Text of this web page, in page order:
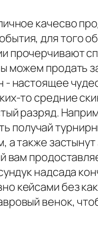
качесво
для того
прочерчивают
можем продать
настоящее
то средние
разряд.
получай
а также
вам
надсада
кейсами без
венок,